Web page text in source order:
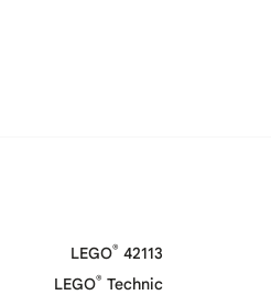
LEGO® 42113
LEGO® Technic